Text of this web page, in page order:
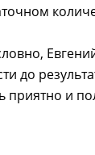
до
приятно и